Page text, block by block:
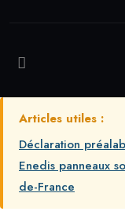
Articles utiles :
Déclaration
Enedis panneaux
de-France